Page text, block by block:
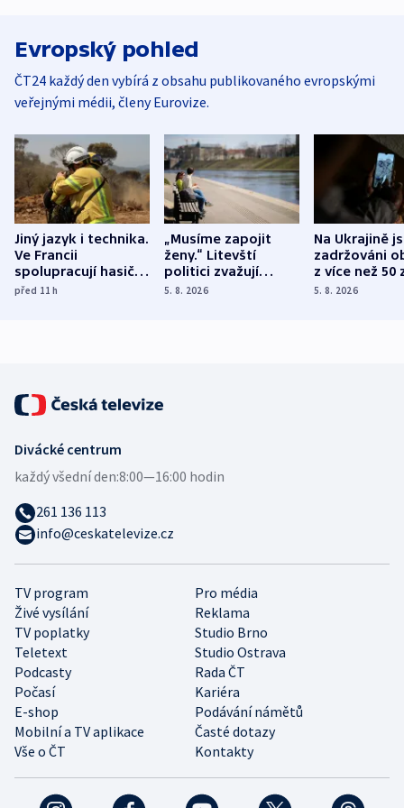
Evropský pohled
ČT24 každý den vybírá z obsahu publikovaného evropskými
veřejnými médii, členy Eurovize.
Jiný jazyk i technika.
Ve Francii
spolupracují hasiči z
různých zemí
před 11h
„Musíme zapojit
ženy.“ Litevští
politici zvažují
dohodu o
5. 8. 2026
Na Ukrajině
zadržováni
z více než 50
Bojovali na
5. 8. 2026
TV program
Pro média
Živé vysílání
Reklama
TV poplatky
Studio Brno
Teletext
Studio Ostrava
Podcasty
Rada ČT
Počasí
Kariéra
E-shop
Podávání námětů
Mobilní a TV aplikace
Časté dotazy
Vše o ČT
Kontakty
Divácké centrum
každý všední den:8:00—16:00 hodin
261 136 113
info@ceskatelevize.cz